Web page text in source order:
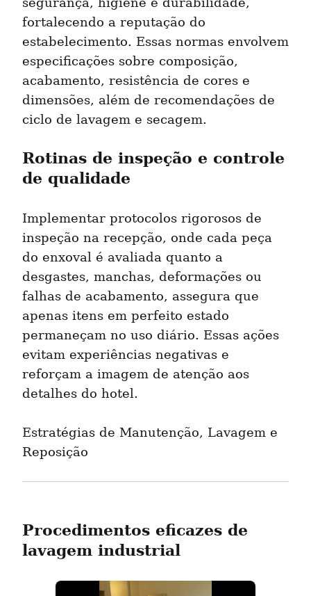
segurança, higiene e durabilidade,
fortalecendo a reputação do
estabelecimento. Essas normas envolvem
especificações sobre composição,
acabamento, resistência de cores e
dimensões, além de recomendações de
ciclo de lavagem e secagem.
Rotinas de inspeção e controle
de qualidade
Implementar protocolos rigorosos de
inspeção na recepção, onde cada peça
do enxoval é avaliada quanto a
desgastes, manchas, deformações ou
falhas de acabamento, assegura que
apenas itens em perfeito estado
permaneçam no uso diário. Essas ações
evitam experiências negativas e
reforçam a imagem de atenção aos
detalhes do hotel.
Estratégias de Manutenção, Lavagem e
Reposição
Procedimentos eficazes de
lavagem industrial